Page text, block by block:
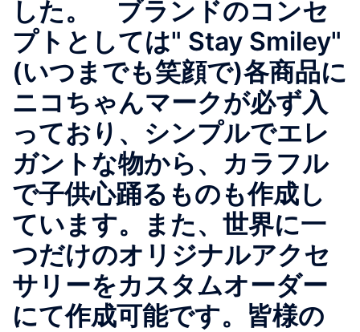
した。 ブランドのコンセ
プトとしては" Stay Smiley"
(いつまでも笑顔で)各商品に
ニコちゃんマークが必ず入
っており、シンプルでエレ
ガントな物から、カラフル
で子供心踊るものも作成し
ています。また、世界に一
つだけのオリジナルアクセ
サリーをカスタムオーダー
にて作成可能です。皆様の